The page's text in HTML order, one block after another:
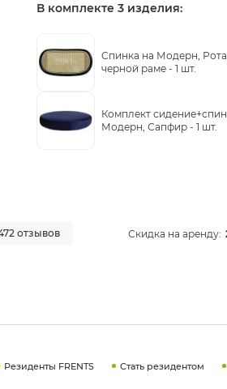
В комплекте 3 изделия:
Cпинка на Модерн,
черной раме - 1 шт.
Комплект
Модерн, Сапфир - 1 шт.
отзывов Скидка на аренду:
Резиденты FRENTS Стать резидентом